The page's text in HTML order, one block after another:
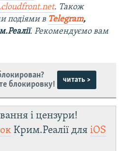
. Також
подіями в Telegram,
. Рекомендуємо вам
блокировку!
читать >
і цензури!
Крим.Реалії для iOS